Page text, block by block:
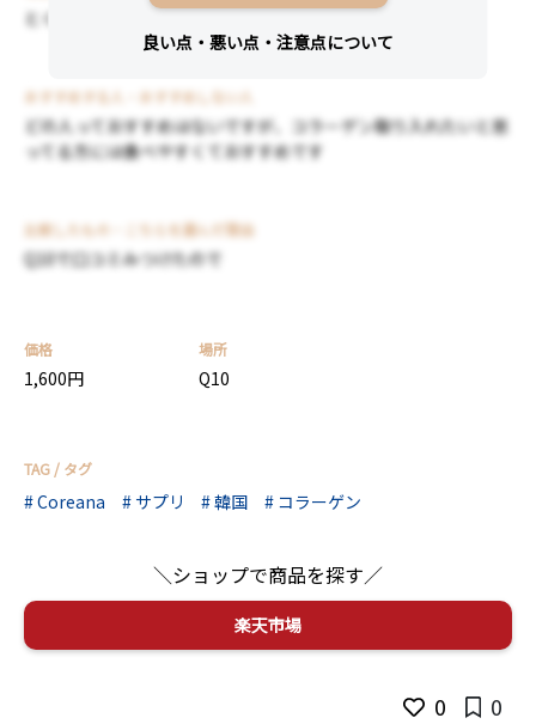
とくにありません
おすすめする人・おすすめしない人
どの人っておすすめはないですが、コラーゲン取り入れたいと思
ってる方には食べやすくておすすめです
比較したもの・こちらを選んだ理由
Q10で口コミみつけたので
価格
1,600円
場所
Q10
TAG / タグ
Coreana サプリ 韓国 コラーゲン
＼ショップで商品を探す／
0 0